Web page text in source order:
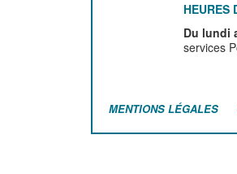
HEURES
Du lundi
services
MENTIONS LÉGALES